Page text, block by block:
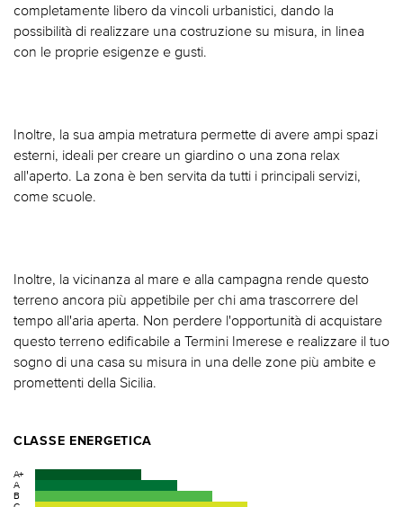
completamente libero da vincoli urbanistici, dando la
possibilità di realizzare una costruzione su misura, in linea
con le proprie esigenze e gusti.
Inoltre, la sua ampia metratura permette di avere ampi spazi
esterni, ideali per creare un giardino o una zona relax
all'aperto. La zona è ben servita da tutti i principali servizi,
come scuole.
Inoltre, la vicinanza al mare e alla campagna rende questo
terreno ancora più appetibile per chi ama trascorrere del
tempo all'aria aperta. Non perdere l'opportunità di acquistare
questo terreno edificabile a Termini Imerese e realizzare il tuo
sogno di una casa su misura in una delle zone più ambite e
promettenti della Sicilia.
CLASSE ENERGETICA
A+
A
B